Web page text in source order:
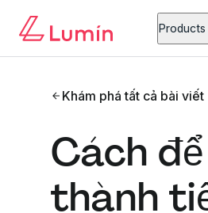
Products
Khám phá tất cả bài viết
Cách
thành